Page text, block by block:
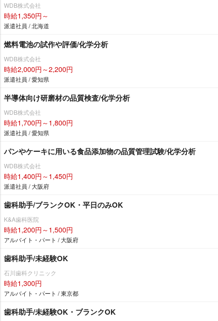
WDB株式会社
時給1,350円～
派遣社員 / 北海道
燃料電池の試作や評価/化学分析
WDB株式会社
時給2,000円～2,200円
派遣社員 / 愛知県
半導体向け研磨材の品質検査/化学分析
WDB株式会社
時給1,700円～1,800円
派遣社員 / 愛知県
パンやケーキに用いる食品添加物の品質管理試験/化学分析
WDB株式会社
時給1,400円～1,450円
派遣社員 / 大阪府
歯科助手/ブランクOK・平日のみOK
K&A歯科医院
時給1,200円～1,500円
アルバイト・パート / 大阪府
歯科助手/未経験OK
石川歯科クリニック
時給1,300円
アルバイト・パート / 東京都
歯科助手/未経験OK・ブランクOK